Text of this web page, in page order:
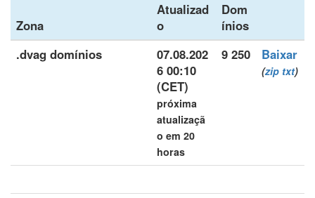
Zona
Atualizad
o
Dom
ínios
.dvag domínios
07.08.202
6 00:10
(CET)
próxima
atualizaçã
o em 20
horas
9 250 Baixar
(zip txt)